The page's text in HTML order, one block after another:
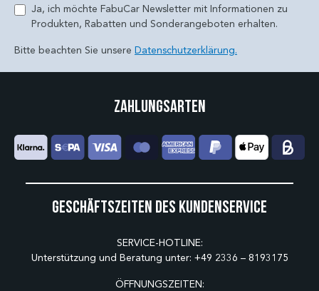
Ja, ich möchte FabuCar Newsletter mit Informationen zu
Produkten, Rabatten und Sonderangeboten erhalten.
Bitte beachten Sie unsere Datenschutzerklärung.
Geschäftszeiten des Kundenservice
SERVICE-HOTLINE:
Unterstützung und Beratung unter: +49 2336 – 8193175
ÖFFNUNGSZEITEN:
Zahlungsarten